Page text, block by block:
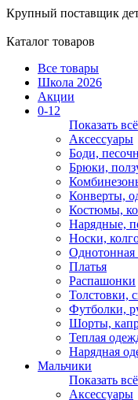
Крупный поставщик
Каталог товаров
Все товары
Школа 2026
Акции
0-12
Показать всё
Аксессуары
Боди,
Брюки,
Конверты,
Костюмы,
Нарядные,
Носки,
Однотонная
Платья
Распашонки
Толстовки,
Футболки,
Шорты,
Теплая
Нарядная
Мальчики
Показать всё
Аксессуары